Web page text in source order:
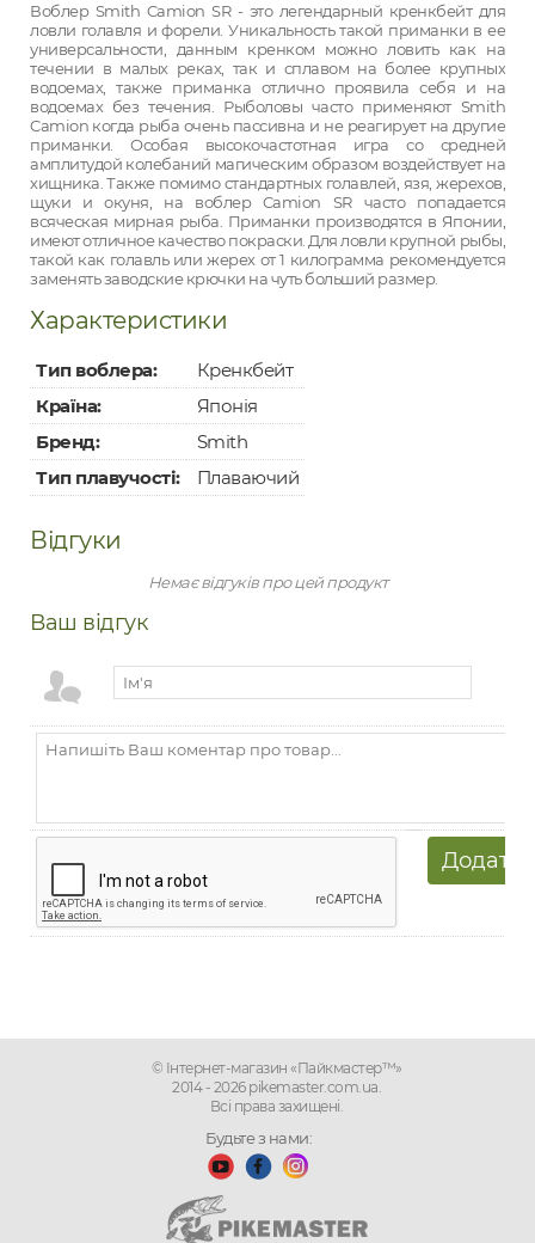
Воблер Smith Camion SR - это легендарный кренкбейт для
ловли голавля и форели. Уникальность такой приманки в ее
универсальности, данным кренком можно ловить как на
течении в малых реках, так и сплавом на более крупных
водоемах, также приманка отлично проявила себя и на
водоемах без течения. Рыболовы часто применяют Smith
Camion когда рыба очень пассивна и не реагирует на другие
приманки. Особая высокочастотная игра со средней
амплитудой колебаний магическим образом воздействует на
хищника. Также помимо стандартных голавлей, язя, жерехов,
щуки и окуня, на воблер Camion SR часто попадается
всяческая мирная рыба. Приманки производятся в Японии,
имеют отличное качество покраски. Для ловли крупной рыбы,
такой как голавль или жерех от 1 килограмма рекомендуется
заменять заводские крючки на чуть больший размер.
Характеристики
Тип воблера:
Кренкбейт
Країна:
Японія
Бренд:
Smith
Тип плавучості:
Плаваючий
Відгуки
Немає відгуків про цей продукт
Ваш відгук
© Інтернет-магазин «Пайкмастер™»
2014 - 2026 pikemaster.com.ua.
Всі права захищені.
Будьте з нами: